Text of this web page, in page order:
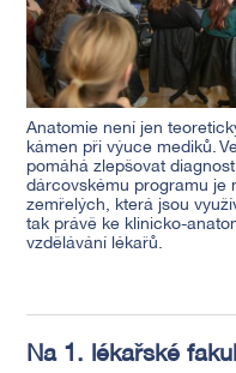
Anatomie není jen
kámen při výuce mediků.
pomáhá zlepšovat
dárcovskému programu je
zemřelých, která jsou
tak právě ke klinicko-
vzdělávání lékařů.
Na 1. lékařské